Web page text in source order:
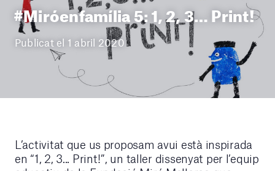
#Miróenfamília 5: 1, 2, 3… Print!
Publicat el 1 abril 2020
L’activitat que us proposam avui està inspirada
en “1, 2, 3... Print!”, un taller dissenyat per l’equip